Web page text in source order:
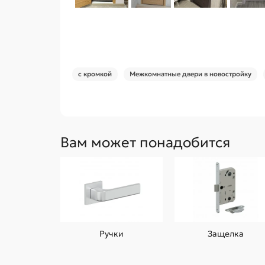
c кромкой Межкомнатные двери в новостройку
Вам может понадобится
Ручки Защелка